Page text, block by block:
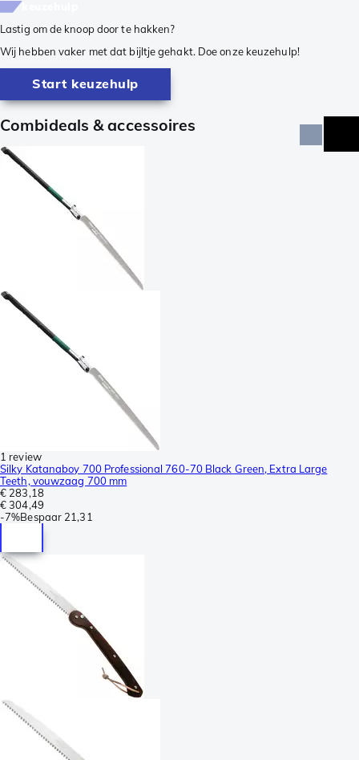
Lastig om de knoop door te hakken?
Wij hebben vaker met dat bijltje gehakt. Doe onze keuzehulp!
Start keuzehulp
Combideals & accessoires
1 review
Silky Katanaboy 700 Professional 760-70 Black Green, Extra Large
Teeth, vouwzaag 700 mm
€ 283,18
€ 304,49
-7%Bespaar 21,31